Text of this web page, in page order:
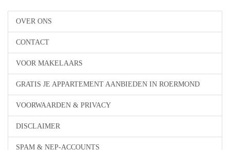
OVER ONS
CONTACT
VOOR MAKELAARS
GRATIS JE APPARTEMENT AANBIEDEN IN ROERMOND
VOORWAARDEN & PRIVACY
DISCLAIMER
SPAM & NEP-ACCOUNTS